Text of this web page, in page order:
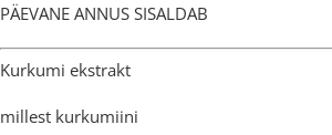
PÄEVANE ANNUS
Kurkumi
millest